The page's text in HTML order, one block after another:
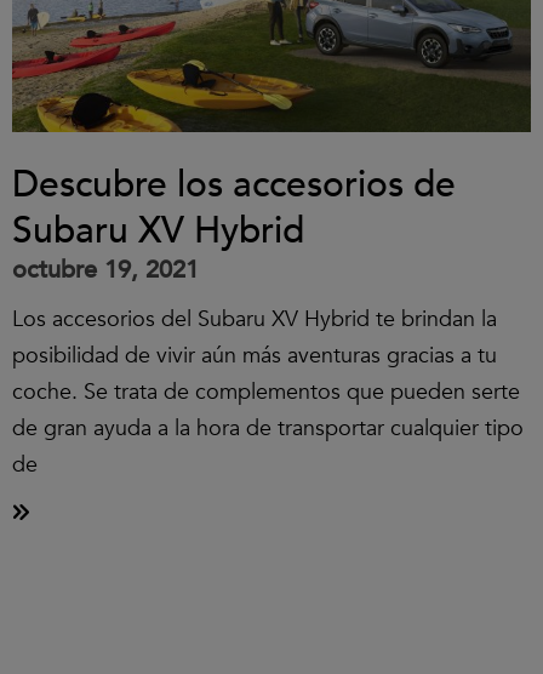
Descubre los accesorios de
Subaru XV Hybrid
octubre 19, 2021
Los accesorios del Subaru XV Hybrid te brindan la
posibilidad de vivir aún más aventuras gracias a tu
coche. Se trata de complementos que pueden serte
de gran ayuda a la hora de transportar cualquier tipo
de